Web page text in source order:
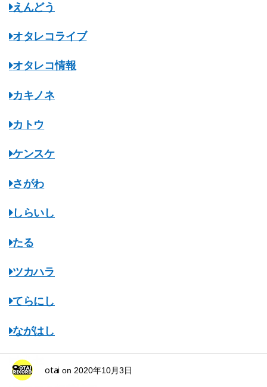
えんどう
オタレコライブ
オタレコ情報
カキノネ
カトウ
ケンスケ
さがわ
しらいし
たる
ツカハラ
てらにし
ながはし
ナルセ
otai on 2020年10月3日